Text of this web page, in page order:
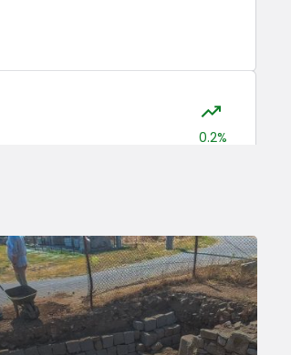
0.2%
-1%